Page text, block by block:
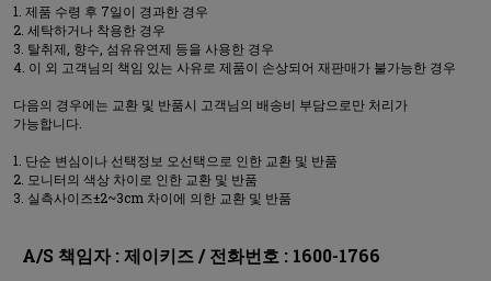
제품 수령 후 7일이 경과한 경우
세탁하거나 착용한 경우
탈취제, 향수, 섬유유연제 등을 사용한 경우
이 외 고객님의 책임 있는 사유로 제품이 손상되어 재판매가 불가능한 경우
다음의 경우에는 교환 및 반품시 고객님의 배송비 부담으로만 처리가
가능합니다.
단순 변심이나 선택정보 오선택으로 인한 교환 및 반품
모니터의 색상 차이로 인한 교환 및 반품
실측사이즈±2~3cm 차이에 의한 교환 및 반품
A/S 책임자 : 제이키즈 / 전화번호 : 1600-1766